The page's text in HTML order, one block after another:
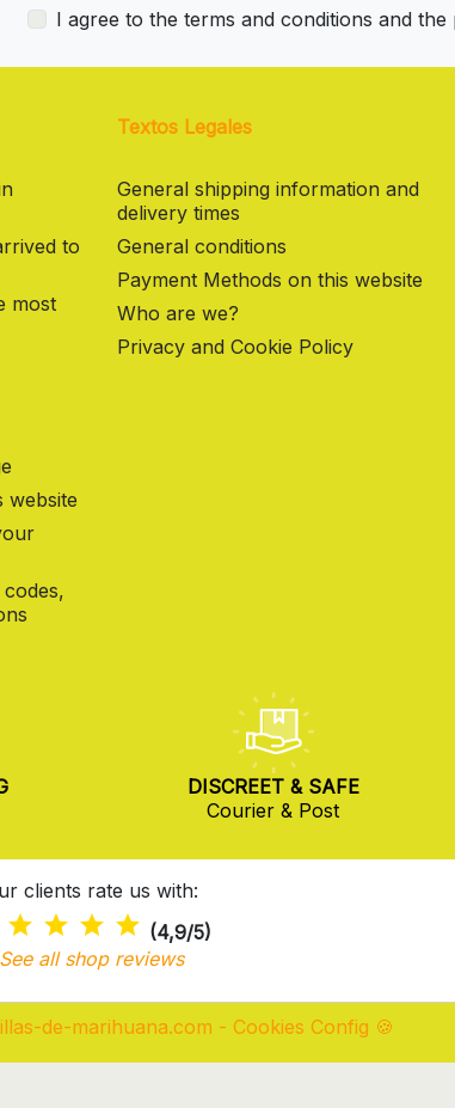
I agree to the terms and conditions and
to
most
website
Textos Legales
General shipping information and
delivery times
General conditions
Payment Methods on this website
Who are we?
Privacy and Cookie Policy
DISCREET & SAFE
Courier & Post
clients rate us with:
(4,9/5)
See all shop reviews
de-marihuana.com - Cookies Config 🍪